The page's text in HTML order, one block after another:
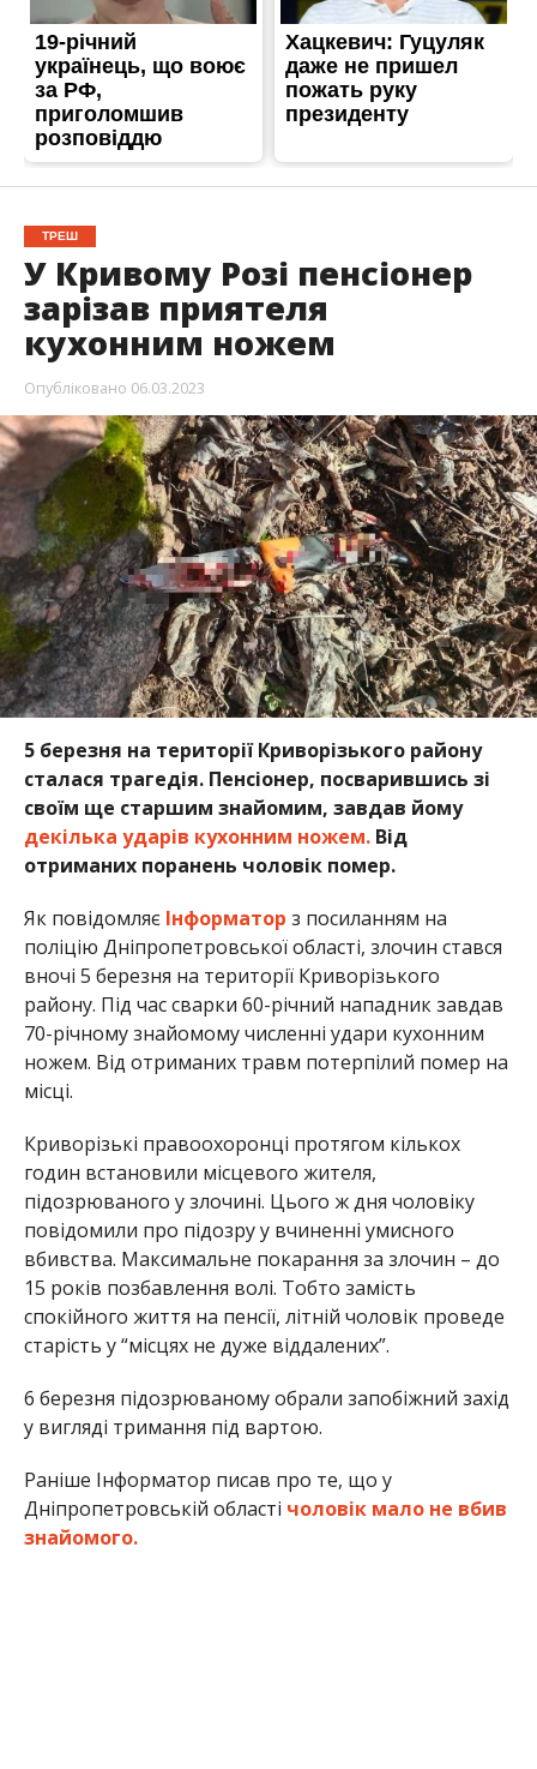
ТРЕШ
У Кривому Розі пенсіонер
зарізав приятеля
кухонним ножем
Опубліковано 06.03.2023
5 березня на території Криворізького району
сталася трагедія. Пенсіонер, посварившись зі
своїм ще старшим знайомим, завдав йому
декілька ударів кухонним ножем.Від
отриманих поранень чоловік помер.
Як повідомляє Інформатор з посиланням на
поліцію Дніпропетровської області, злочин стався
вночі 5 березня на території Криворізького
району. Під час сварки 60-річний нападник завдав
70-річному знайомому численні удари кухонним
ножем. Від отриманих травм потерпілий помер на
місці.
Криворізькі правоохоронці протягом кількох
годин встановили місцевого жителя,
підозрюваного у злочині. Цього ж дня чоловіку
повідомили про підозру у вчиненні умисного
вбивства. Максимальне покарання за злочин – до
15 років позбавлення волі. Тобто замість
спокійного життя на пенсії, літній чоловік проведе
старість у “місцях не дуже віддалених”.
6 березня підозрюваному обрали запобіжний захід
у вигляді тримання під вартою.
Раніше Інформатор писав про те, що у
Дніпропетровській області чоловік мало не вбив
знайомого.